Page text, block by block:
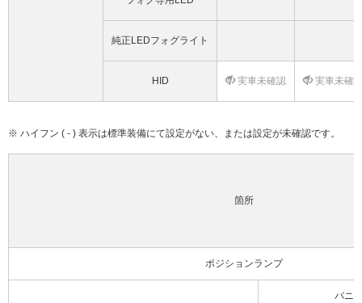
純正LEDフォグライト
HID 実車未確認 実車未確
※ ハイフン ( - ) 表示は標準装備にて設定がない、または設定が未確認です。
箇所
ポジションランプ
バニ